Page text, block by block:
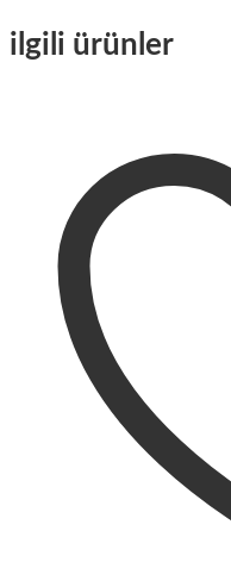
ilgili ürünler